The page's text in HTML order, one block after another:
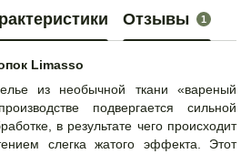
Отзывы 1
Limasso
из необычной ткани «вареный
подвергается сильной
в результате чего происходит
слегка жатого эффекта. Этот